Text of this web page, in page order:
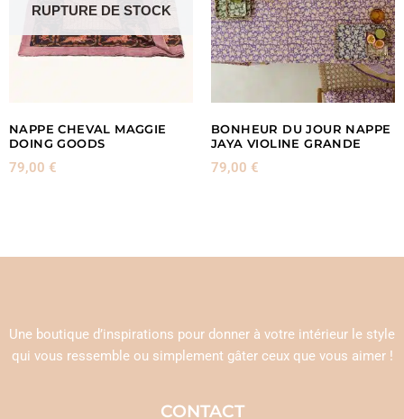
RUPTURE DE STOCK
NAPPE CHEVAL MAGGIE
DOING GOODS
79,00 €
BONHEUR DU JOUR NAPPE
JAYA VIOLINE GRANDE
79,00 €
Une boutique d’inspirations pour donner à votre intérieur le style
qui vous ressemble ou simplement gâter ceux que vous aimer !
CONTACT